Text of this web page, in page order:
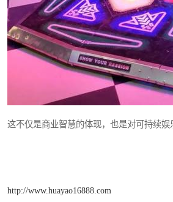
这不仅是商业智慧的体现，也是对可持续娱
http://www.huayao16888.com